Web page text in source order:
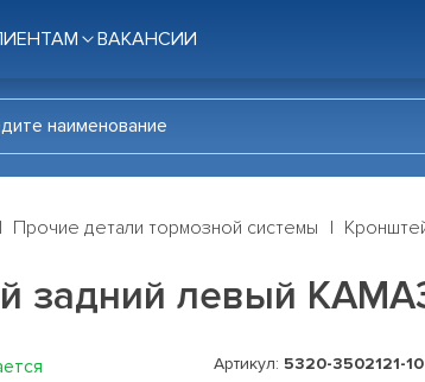
ВАКАНСИИ
Прочие детали тормозной системы
задний левый
Артикул: 5320-3502121-10